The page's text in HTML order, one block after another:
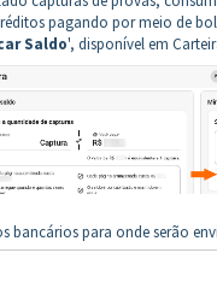
pagando por meio de
Saldo', disponível em
bancários para onde serão